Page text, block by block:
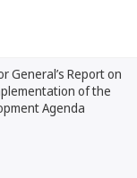
General’s Report on
of the
Agenda